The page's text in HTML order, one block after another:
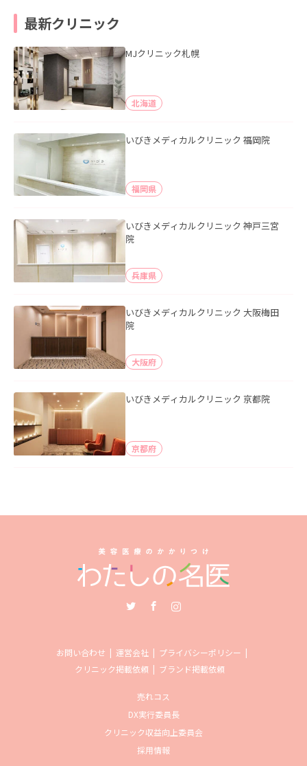
最新クリニック
MJクリニック札幌
北海道
いびきメディカルクリニック 福岡院
福岡県
いびきメディカルクリニック 神戸三宮
院
兵庫県
いびきメディカルクリニック 大阪梅田
院
大阪府
いびきメディカルクリニック 京都院
京都府
お問い合わせ 運営会社
プライバシーポリシー
クリニック掲載依頼
ブランド掲載依頼
売れコス
DX実行委員長
クリニック収益向上委員会
採用情報